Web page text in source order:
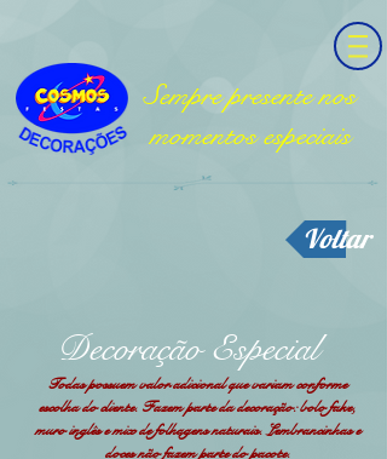
Sempre presente nos
momentos especiais
Voltar
Decoração Especial
Todaspossuemvalor adicional que variam conforme
escolha do cliente. Fazem parte da decoração: bolo fake,
muro inglês e mix de folhagens naturais. Lembrancinhas e
doces não fazem parte do pacote.